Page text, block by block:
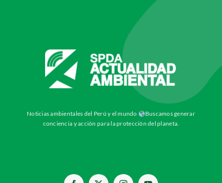
Noticias ambientales del Perú y el mundo
Buscamos generar
conciencia y acción para la protección del planeta.